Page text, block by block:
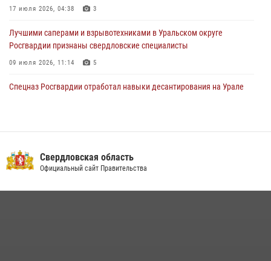
30 июля 2026, 11:33 1
17 июля 2026, 04:38 3
Лучшими саперами и взрывотехниками в Уральском округе
Росгвардии признаны свердловские специалисты
09 июля 2026, 11:14 5
Спецназ Росгвардии отработал навыки десантирования на Урале
31 июля 2026, 12:27 1
Свердловская область
Официальный сайт Правительства